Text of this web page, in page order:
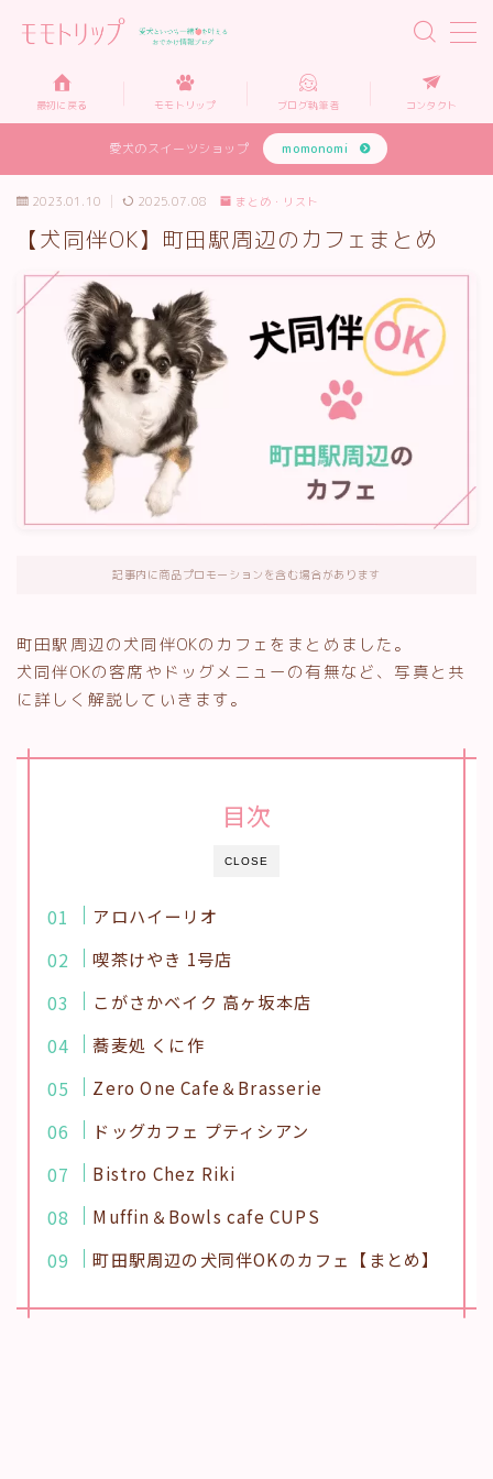
MENU
モモトリップとは…
犬と泊まれるホテル
犬と入れるカフェ
犬と楽しめる施設
犬グッズ・情報
リンク集
最初に戻る モモトリップ ブログ執筆者 コンタクト
愛犬のスイーツショップ momonomi
2023.01.10 2025.07.08 まとめ・リスト
【犬同伴OK】町田駅周辺のカフェまとめ
記事内に商品プロモーションを含む場合があります
町田駅周辺の犬同伴OKのカフェをまとめました。
犬同伴OKの客席やドッグメニューの有無など、写真と共
に詳しく解説していきます。
CLOSE
目次
アロハイーリオ
喫茶けやき 1号店
こがさかベイク 高ヶ坂本店
蕎麦処 くに作
Zero One Cafe＆Brasserie
ドッグカフェ プティシアン
Bistro Chez Riki
Muffin＆Bowls cafe CUPS
町田駅周辺の犬同伴OKのカフェ【まとめ】